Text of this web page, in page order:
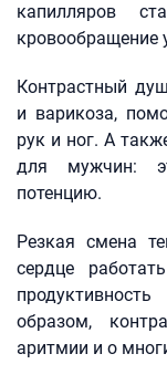
капилляров
кровообращение
Контрастный
и варикоза,
рук и ног. А
для мужчин:
потенцию.
Резкая смена
сердце
образом,
аритмии и о